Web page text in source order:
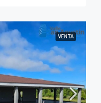
VENTA